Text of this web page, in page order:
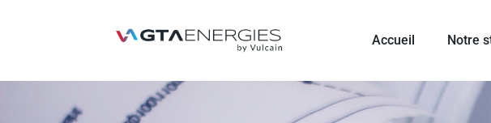
Accueil Notre